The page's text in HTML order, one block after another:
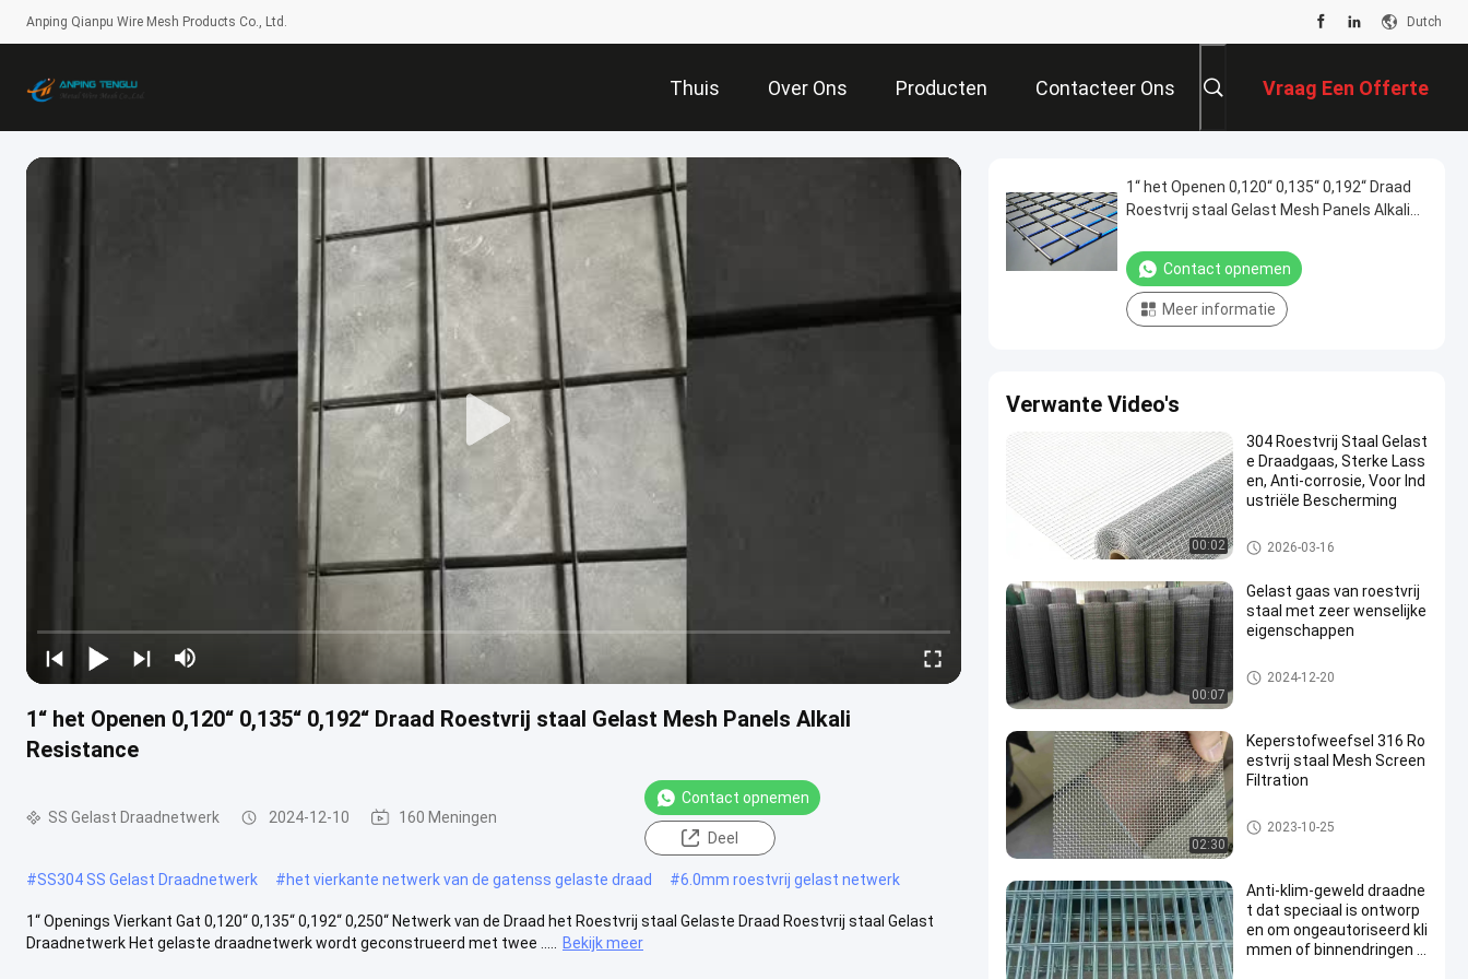
Anping Qianpu Wire Mesh Products Co., Ltd. Dutch
Thuis Over Ons Producten Contacteer Ons Vraag Een Offerte
Aan
1“ het Openen 0,120“ 0,135“ 0,192“ Draad Roestvrij staal Gelast Mesh Panels Alkali
Resistance
SS Gelast Draadnetwerk 2024-12-10 160 Meningen
Contact opnemen
Deel
#SS304 SS Gelast Draadnetwerk #het vierkante netwerk van de gatenss gelaste draad #6.0mm roestvrij gelast netwerk
1“ Openings Vierkant Gat 0,120“ 0,135“ 0,192“ 0,250“ Netwerk van de Draad het Roestvrij staal Gelaste Draad Roestvrij staal Gelast
Draadnetwerk Het gelaste draadnetwerk wordt geconstrueerd met twee .....
Bekijk meer
1“ het Openen 0,120“ 0,135“ 0,192“ Draad
Roestvrij staal Gelast Mesh Panels Alkali
Contact opnemen
Meer informatie
Verwante Video's
00:02
304 Roestvrij Staal Gelast
e Draadgaas, Sterke Lass
en, Anti-corrosie, Voor Ind
ustriële Bescherming
SS Gelast Draadnetwerk
2026-03-16
00:07
Gelast gaas van roestvrij
staal met zeer wenselijke
eigenschappen
SS Gelast Draadnetwerk
2024-12-20
02:30
Keperstofweefsel 316 Ro
estvrij staal Mesh Screen
Filtration
ss geweven draadnetwerk
2023-10-25
Anti-klim-geweld draadne
t dat speciaal is ontworp
en om ongeautoriseerd kli
mmen of binnendringen t